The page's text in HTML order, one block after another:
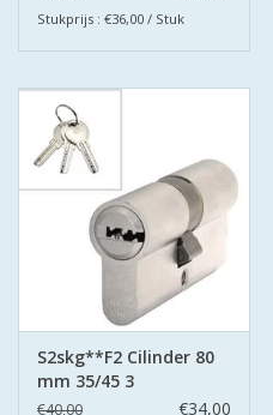
Stukprijs : €36,00 / Stuk
S2skg**F2 Cilinder 80
mm 35/45 3
keersleutels
€40,00 €34,00